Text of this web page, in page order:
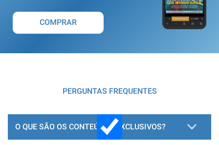
COMPRAR
PERGUNTAS FREQUENTES
O QUE SÃO OS CONTEÚDOS EXCLUSIVOS?